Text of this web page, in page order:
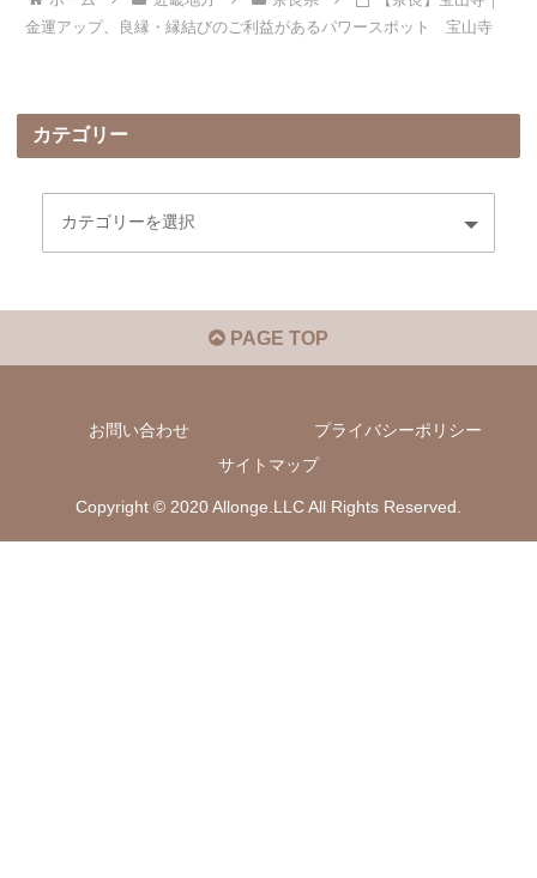
金運アップ、良縁・縁結びのご利益があるパワースポット 宝山寺
カテゴリー
PAGE TOP
お問い合わせ
プライバシーポリシー
サイトマップ
Copyright © 2020 Allonge.LLC All Rights Reserved.